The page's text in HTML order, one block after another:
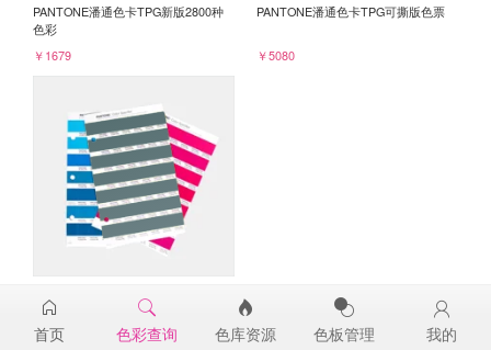
PANTONE潘通色卡TPG新版2800种
色彩
￥1679
PANTONE潘通色卡TPG可撕版色票
￥5080
19-4818TPG
￥98
首页 色彩查询 色库资源 色板管理 我的